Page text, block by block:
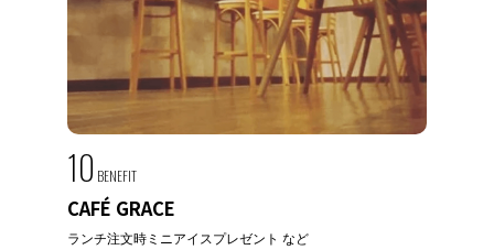
10 BENEFIT
CAFÉ GRACE
ランチ注文時ミニアイスプレゼント など